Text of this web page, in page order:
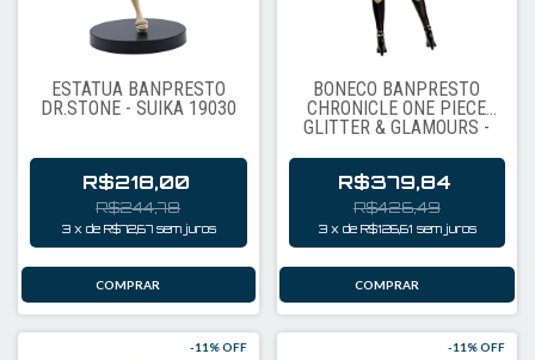
ESTÁTUA BANPRESTO
DR.STONE - SUIKA 19030
R$218,00
R$244,78
3 x de R$72,67 sem juros
BONECO BANPRESTO
CHRONICLE ONE PIECE
GLITTER & GLAMOURS -
STYLE 18973
R$379,84
R$426,49
3 x de R$126,61 sem juros
-11 % OFF -11 % OFF